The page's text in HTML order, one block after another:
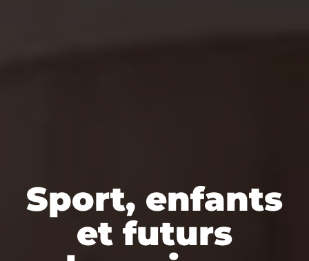
Sport, enfants
et futurs